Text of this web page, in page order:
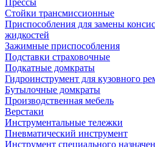
Прессы
Стойки трансмиссионные
Приспособления для замены
жидкостей
Зажимные приспособления
Подставки страховочные
Подкатные домкраты
Гидроинструмент для кузовного
Бутылочные домкраты
Производственная мебель
Верстаки
Инструментальные тележки
Пневматический инструмент
Инструмент специального